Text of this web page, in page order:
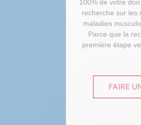
100% de votre
recherche sur les
maladies
Parce que la
première étape
FAIRE